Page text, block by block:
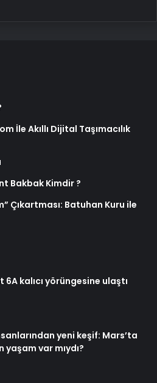
İle Akıllı Dijital Taşımacılık
Bakbak Kimdir ?
Çıkartması: Batuhan Kuru ile
6A kalıcı yörüngesine ulaştı
yeni keşif: Mars’ta
yaşam var mıydı?